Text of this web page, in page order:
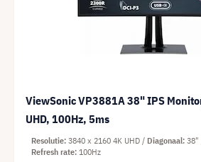
ViewSonic VP3881A 38" IPS
UHD, 100Hz, 5ms
Resolutie 3840 x 2160 4K UHD Diagonaal 38"
Refresh rate 100Hz